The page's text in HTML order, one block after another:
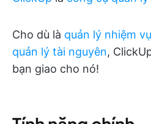
Cho dù là quản lý nhiệm vụ
quản lý tài nguyên,
bạn giao cho nó!